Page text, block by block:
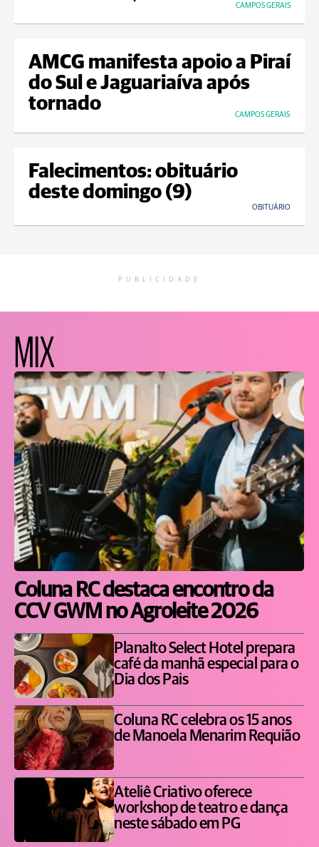
CAMPOS GERAIS
AMCG manifesta apoio a Piraí
do Sul e Jaguariaíva após
tornado
CAMPOS GERAIS
Falecimentos: obituário
deste domingo (9)
OBITUÁRIO
PUBLICIDADE
MIX
Coluna RC destaca encontro da
CCV GWM no Agroleite 2026
Planalto Select Hotel prepara
café da manhã especial para o
Dia dos Pais
Coluna RC celebra os 15 anos
de Manoela Menarim Requião
Ateliê Criativo oferece
workshop de teatro e dança
neste sábado em PG